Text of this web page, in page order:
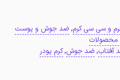
و سی سی کرم,ضد جوش و پوست
محصولات
آفتاب,ضد جوش,کرم پودر